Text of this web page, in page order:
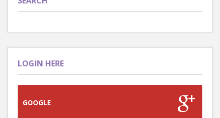
LOGIN HERE
GOOGLE